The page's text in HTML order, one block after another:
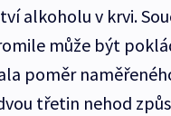
alkoholu v krvi.
může být
poměr
třetin nehod